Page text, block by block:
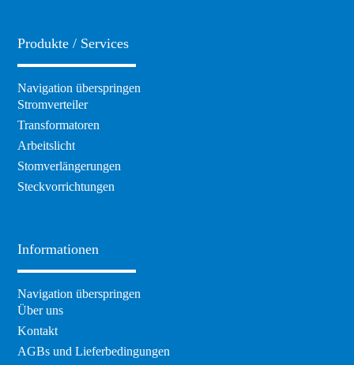
Produkte / Services
Navigation überspringen
Stromverteiler
Transformatoren
Arbeitslicht
Stomverlängerungen
Steckvorrichtungen
Informationen
Navigation überspringen
Über uns
Kontakt
AGBs und Lieferbedingungen